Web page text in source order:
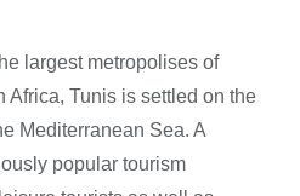
largest metropolises of
Africa, Tunis is settled on the
Mediterranean Sea. A
popular tourism